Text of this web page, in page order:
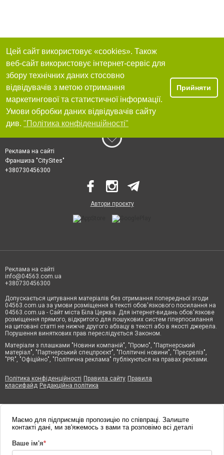
Цей сайт використовує «cookies». Також
веб-сайт використовує інтернет-сервіс для
збору технічних даних стосовно
відвідувачів з метою отримання
маркетингової та статистичної інформації.
Умови обробки даних відвідувачів сайту
див. "Політика конфіденційності"
Прийняти
Реклама на сайті
Франшиза "CitySites"
+380730456300
Автори проєкту
Реклама на сайті
info@04563.com.ua
+380730456300
Допускається цитування матеріалів без отримання попередньої згоди
04563.com.ua за умови розміщення в тексті обов'язкового посилання на
04563.com.ua - Сайт міста Біла Церква. Для інтернет-видань обов'язкове
розміщення прямого, відкритого для пошукових систем гіперпосилання
на цитовані статті не нижче другого абзацу в тексті або в якості джерела.
Порушення виняткових прав переслідується Законом.
Матеріали з плашками "Новини компаній", "Промо", "Партнерський
матеріал", "Партнерський спецпроєкт", "Політичні новини", "Пресреліз",
"PR", "Офіційно", "Політична реклама" публікуються на правах реклами.
Політика конфіденційності Правила сайту Правила
класифайд Редакційна політика
Маємо для підприємців пропозицію по співпраці. Залиште
контакті дані, ми зв'яжемось з вами та розповімо всі деталі
Ваше ім'я*